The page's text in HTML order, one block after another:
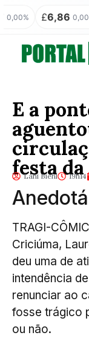
6,86 0,00%
E a
festa
Lani Biehl 19h14
TRAGI-
Criciúma,
deu uma de
intendência
renunciar ao
fosse trágico
ou não.